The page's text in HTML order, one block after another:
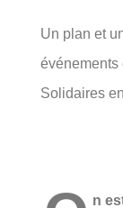
Un plan et
événements
Solidaires
n